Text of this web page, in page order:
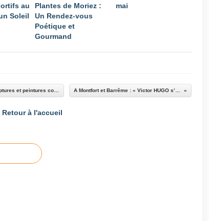
au
Soleil
Plantes de Moriez :
Un Rendez-vous
Poétique et
Gourmand
mai
Retour à l'accueil